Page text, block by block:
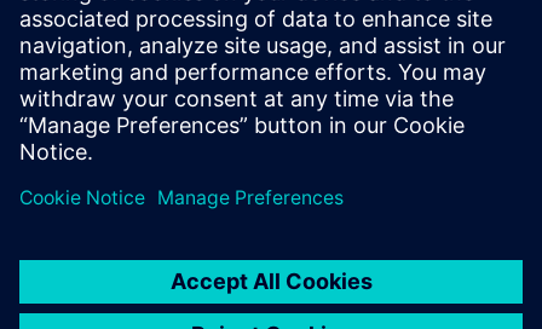
Migration of ABB Procontrol P14 process control system to
SIMATIC PCS7.
2 incineration lines + general section + ancillary facilities +
boiler protection